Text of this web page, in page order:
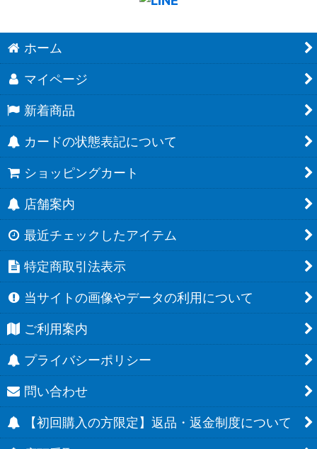
ホーム
マイページ
新着商品
カードの状態表記について
ショッピングカート
店舗案内
最近チェックしたアイテム
特定商取引法表示
当サイトの画像やデータの利用について
ご利用案内
プライバシーポリシー
問い合わせ
【初回購入の方限定】返品・返金制度について